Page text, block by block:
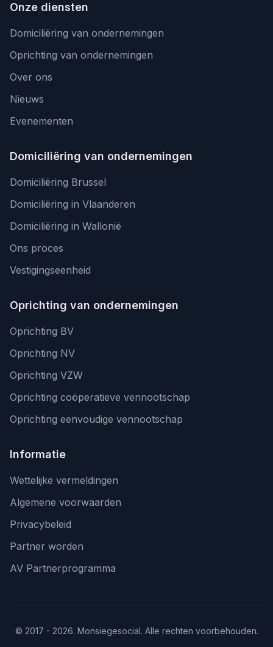
Onze diensten
Domiciliëring van ondernemingen
Oprichting van ondernemingen
Over ons
Nieuws
Evenementen
Domiciliëring van ondernemingen
Domiciliëring Brussel
Domiciliëring in Vlaanderen
Domiciliëring in Wallonië
Ons proces
Vestigingseenheid
Oprichting van ondernemingen
Oprichting BV
Oprichting NV
Oprichting VZW
Oprichting coöperatieve vennootschap
Oprichting eenvoudige vennootschap
Informatie
Wettelijke vermeldingen
Algemene voorwaarden
Privacybeleid
Partner worden
AV Partnerprogramma
© 2017 - 2026. Monsiegesocial. Alle rechten voorbehouden.